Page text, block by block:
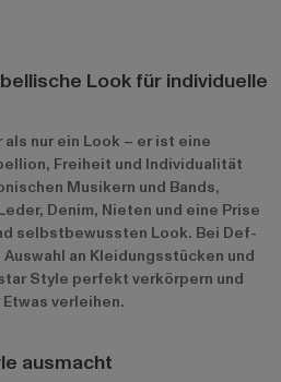
Look für individuelle
nur ein Look – er ist eine
Freiheit und Individualität
Musikern und Bands,
Denim, Nieten und eine Prise
selbstbewussten Look. Bei Def-
an Kleidungsstücken und
Style perfekt verkörpern und
verleihen.
ausmacht